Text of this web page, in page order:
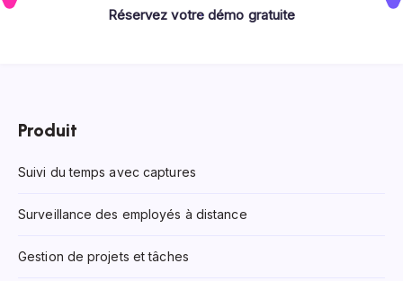
Réservez votre démo gratuite
Produit
Suivi du temps avec captures
Surveillance des employés à distance
Gestion de projets et tâches